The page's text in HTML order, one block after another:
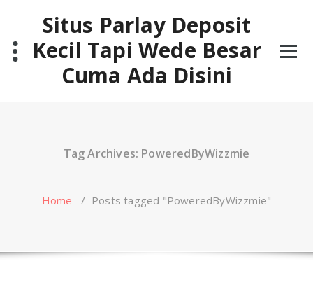
Situs Parlay Deposit
Kecil Tapi Wede Besar
Cuma Ada Disini
Tag Archives: PoweredByWizzmie
Home / Posts tagged "PoweredByWizzmie"